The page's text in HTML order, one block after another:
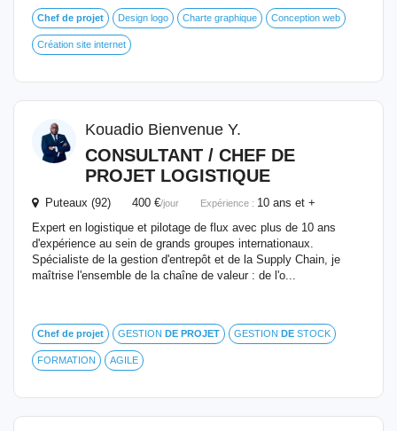
Chef de projet Design logo Charte graphique Conception web
Création site internet
Kouadio Bienvenue Y.
CONSULTANT / CHEF DE
PROJET LOGISTIQUE
Puteaux (92) 400 €/jour Expérience : 10 ans et +
Expert en logistique et pilotage de flux avec plus de 10 ans
d'expérience au sein de grands groupes internationaux.
Spécialiste de la gestion d'entrepôt et de la Supply Chain, je
maîtrise l'ensemble de la chaîne de valeur : de l'o...
Chef de projet GESTION DE PROJET GESTION DE STOCK
FORMATION AGILE